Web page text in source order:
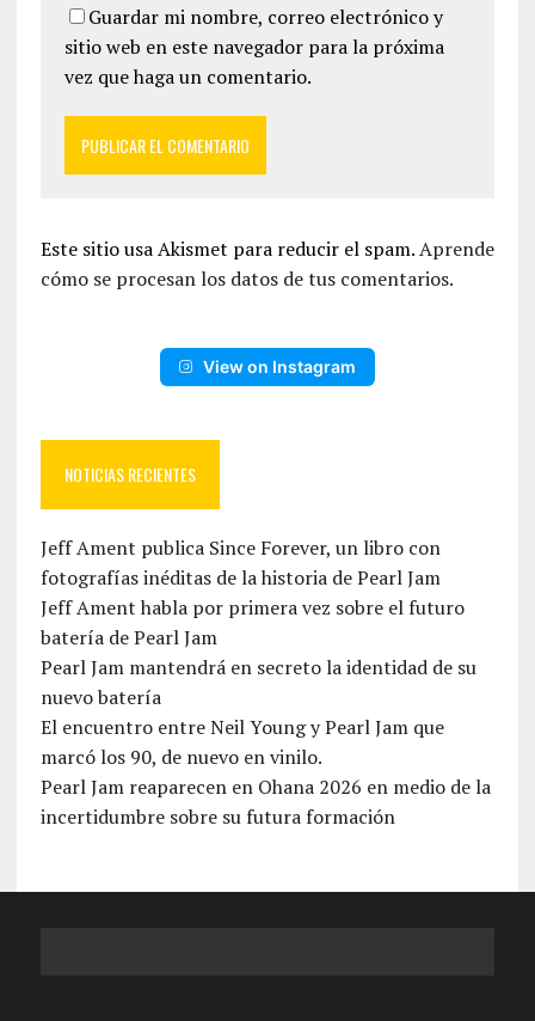
Guardar mi nombre, correo electrónico y
sitio web en este navegador para la próxima
vez que haga un comentario.
Este sitio usa Akismet para reducir el spam.Aprende
cómo se procesan los datos de tus comentarios.
View on Instagram
NOTICIAS RECIENTES
Jeff Ament publica Since Forever, un libro con
fotografías inéditas de la historia de Pearl Jam
Jeff Ament habla por primera vez sobre el futuro
batería de Pearl Jam
Pearl Jam mantendrá en secreto la identidad de su
nuevo batería
El encuentro entre Neil Young y Pearl Jam que
marcó los 90, de nuevo en vinilo.
Pearl Jam reaparecen en Ohana 2026 en medio de la
incertidumbre sobre su futura formación